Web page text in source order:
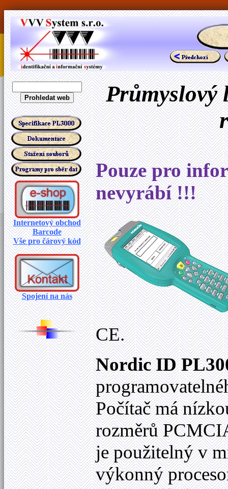
Internetový obchod
Barcode
Vše pro čárový kód
Spojení na nás
Průmyslový
Pouze pro
nevyrábí !!!
CE.
Nordic ID
Počítač má
rozměrů
je použitelný v
výkonný